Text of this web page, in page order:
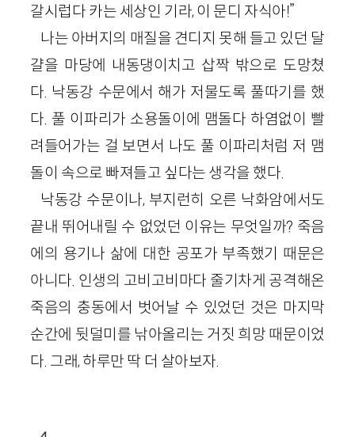
갈시럽다 카는 세상인 기라, 이 문디 자식아!”
나는 아버지의 매질을 견디지 못해 들고 있던 달
걀을 마당에 내동댕이치고 삽짝 밖으로 도망쳤
다. 낙동강 수문에서 해가 저물도록 풀따기를 했
다. 풀 이파리가 소용돌이에 맴돌다 하염없이 빨
려들어가는 걸 보면서 나도 풀 이파리처럼 저 맴
돌이 속으로 빠져들고 싶다는 생각을 했다.
낙동강 수문이나, 부지런히 오른 낙화암에서도
끝내 뛰어내릴 수 없었던 이유는 무엇일까? 죽음
에의 용기나 삶에 대한 공포가 부족했기 때문은
아니다. 인생의 고비고비마다 줄기차게 공격해온
죽음의 충동에서 벗어날 수 있었던 것은 마지막
순간에 뒷덜미를 낚아올리는 거짓 희망 때문이었
다. 그래, 하루만 딱 더 살아보자.